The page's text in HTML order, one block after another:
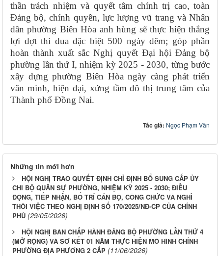
thần trách nhiệm và quyết tâm chính trị cao, toàn
Đảng bộ, chính quyền, lực lượng vũ trang và Nhân
dân phường Biên Hòa anh hùng sẽ thực hiện thắng
lợi đợt thi đua đặc biệt 500 ngày đêm; góp phần
hoàn thành xuất sắc Nghị quyết Đại hội Đảng bộ
phường lần thứ I, nhiệm kỳ 2025 - 2030, từng bước
xây dựng phường Biên Hòa ngày càng phát triển
văn minh, hiện đại, xứng tầm đô thị trung tâm của
Thành phố Đồng Nai.
Tác giả: Ngọc Phạm Văn
Những tin mới hơn
HỘI NGHỊ TRAO QUYẾT ĐỊNH CHỈ ĐỊNH BỔ SUNG CẤP ỦY
CHI BỘ QUÂN SỰ PHƯỜNG, NHIỆM KỲ 2025 - 2030; ĐIỀU
ĐỘNG, TIẾP NHẬN, BỐ TRÍ CÁN BỘ, CÔNG CHỨC VÀ NGHỈ
THÔI VIỆC THEO NGHỊ ĐỊNH SỐ 170/2025/NĐ-CP CỦA CHÍNH
PHỦ (29/05/2026)
HỘI NGHỊ BAN CHẤP HÀNH ĐẢNG BỘ PHƯỜNG LẦN THỨ 4
(MỞ RỘNG) VÀ SƠ KẾT 01 NĂM THỰC HIỆN MÔ HÌNH CHÍNH
PHƯỜNG ĐỊA PHƯƠNG 2 CẤP (11/06/2026)